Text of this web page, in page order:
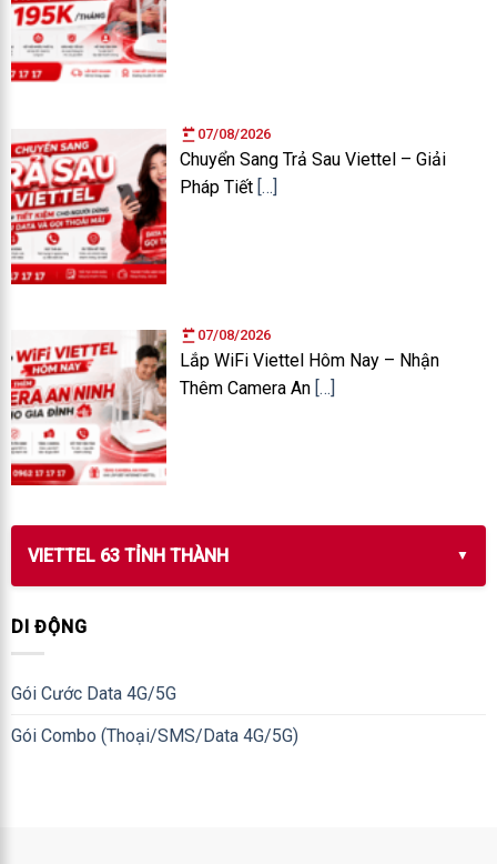
07/08/2026
Chuyển Sang Trả Sau Viettel – Giải
Pháp Tiết […]
07/08/2026
Lắp WiFi Viettel Hôm Nay – Nhận
Thêm Camera An […]
VIETTEL 63 TỈNH THÀNH
DI ĐỘNG
Gói Cước Data 4G/5G
Gói Combo (Thoại/SMS/Data 4G/5G)